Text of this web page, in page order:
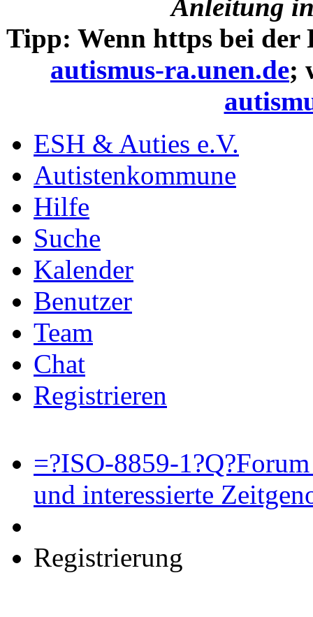
Anleitung
Tipp: Wenn https bei der
autismus-ra.unen.de;
ESH & Auties e.V.
Autistenkommune
Hilfe
Suche
Kalender
Benutzer
Team
Chat
Registrieren
=?ISO-8859-
und interessierte
Registrierung